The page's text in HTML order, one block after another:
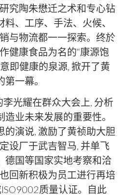
究陶朱懋迁之术和专心钻
、工序、手法、火候、
与物流都一一探索。终於
健康食品为名的“康源饱
即健康的泉源, 掀开了黄
一幕。
光耀在群众大会上, 分析
业未来发展的重要性。
的演说, 激励了黄祯助大胆
设厂于武吉智马, 并单飞
德国等国家实地考察和洽
回新积极为员工进行再培
质量认证。自此